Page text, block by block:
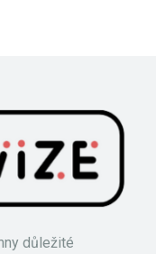
důležité